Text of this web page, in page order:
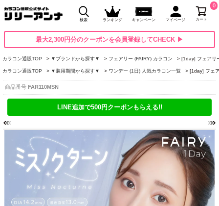
検索 ランキング キャンペーン マイページ カート
0
最大2,300円分のクーポンを会員登録してCHECK ▶
カラコン通販TOP ▼ブランドから探す▼ フェアリー (FAIRY) カラコン [1day] フェアリ
カラコン通販TOP ▼装用期間から探す▼ ワンデー (1日) 人気カラコン一覧 [1day] フェ
商品番号 FAR110MSN
LINE追加で500円クーポンもらえる!!